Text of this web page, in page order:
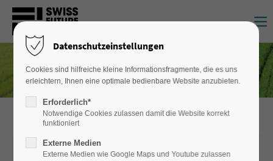
Login
Benutzername
Passwort
02.05.2021 07:52
Datenschutzeinstellungen
Cookies sind hilfreiche kleine Informationsfragmente, die es uns
erleichtern, Ihnen eine optimale bedienbare Website anzubieten.
Erforderlich*
Notwendige Cookies zulassen damit die Website korrekt
funktioniert
Externe Medien
Externe Medien wie Google Maps und Youtube zulassen